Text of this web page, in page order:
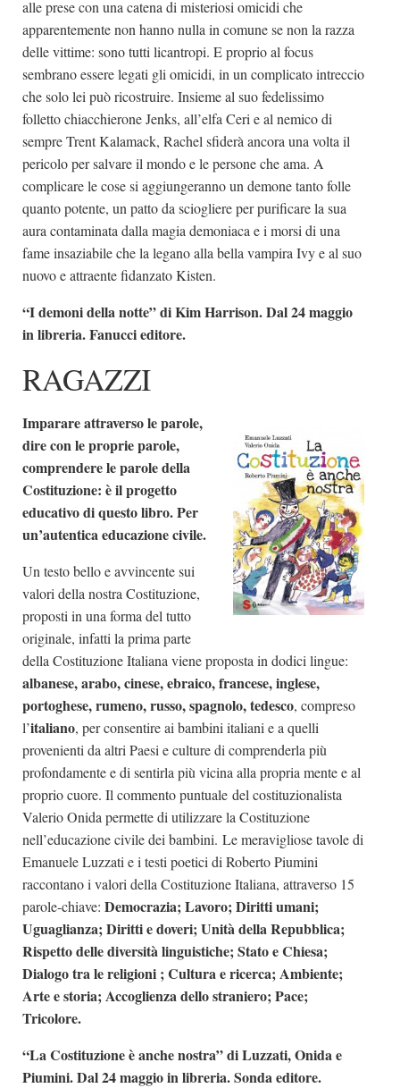
alle prese con una catena di misteriosi omicidi che
apparentemente non hanno nulla in comune se non la razza
delle vittime: sono tutti licantropi. E proprio al focus
sembrano essere legati gli omicidi, in un complicato intreccio
che solo lei può ricostruire. Insieme al suo fedelissimo
folletto chiacchierone Jenks, all’elfa Ceri e al nemico di
sempre Trent Kalamack, Rachel sfiderà ancora una volta il
pericolo per salvare il mondo e le persone che ama. A
complicare le cose si aggiungeranno un demone tanto folle
quanto potente, un patto da sciogliere per purificare la sua
aura contaminata dalla magia demoniaca e i morsi di una
fame insaziabile che la legano alla bella vampira Ivy e al suo
nuovo e attraente fidanzato Kisten.
“I demoni della notte” di Kim Harrison. Dal 24 maggio
in libreria. Fanucci editore.
RAGAZZI
Imparare attraverso le parole,
dire con le proprie parole,
comprendere le parole della
Costituzione: è il progetto
educativo di questo libro. Per
un’autentica educazione civile.
Un testo bello e avvincente sui
valori della nostra Costituzione,
proposti in una forma del tutto
originale, infatti la prima parte
della Costituzione Italiana viene proposta in dodici lingue:
albanese, arabo, cinese, ebraico, francese, inglese,
portoghese, rumeno, russo, spagnolo, tedesco, compreso
l’italiano, per consentire ai bambini italiani e a quelli
provenienti da altri Paesi e culture di comprenderla più
profondamente e di sentirla più vicina alla propria mente e al
proprio cuore. Il commento puntuale del costituzionalista
Valerio Onida permette di utilizzare la Costituzione
nell’educazione civile dei bambini. Le meravigliose tavole di
Emanuele Luzzati e i testi poetici di Roberto Piumini
raccontano i valori della Costituzione Italiana, attraverso 15
parole-chiave: Democrazia; Lavoro; Diritti umani;
Uguaglianza; Diritti e doveri; Unità della Repubblica;
Rispetto delle diversità linguistiche; Stato e Chiesa;
Dialogo tra le religioni ; Cultura e ricerca; Ambiente;
Arte e storia; Accoglienza dello straniero; Pace;
Tricolore.
“La Costituzione è anche nostra” di Luzzati, Onida e
Piumini. Dal 24 maggio in libreria. Sonda editore.